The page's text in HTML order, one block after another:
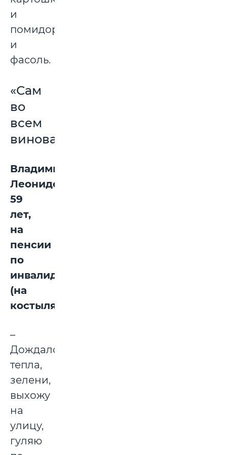
и
помидоры,
и
фасоль.
«Сам
во
всем
виноват»
Владимир
Леонидович,
59
лет,
на
пенсии
по
инвалидности
(на
костылях):
–
Дождался
тепла,
зелени,
выхожу
на
улицу,
гуляю